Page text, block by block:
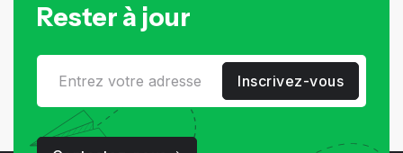
Rester à jour
Inscrivez-vous